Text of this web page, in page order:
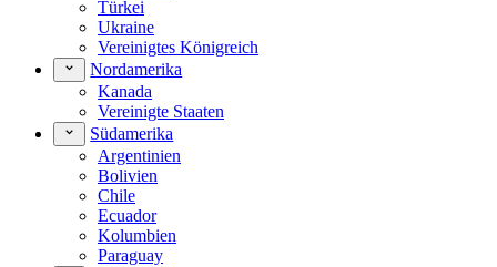
Türkei
Ukraine
Vereinigtes Königreich
Nordamerika
Kanada
Vereinigte Staaten
Südamerika
Argentinien
Bolivien
Chile
Ecuador
Kolumbien
Paraguay